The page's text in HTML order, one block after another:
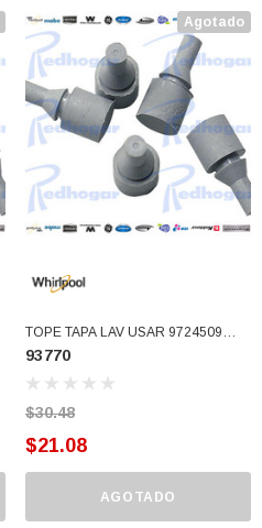
Agotado
TOPE TAPA LAV USAR 9724509
(93770)
93770
$30.48
$21.08
AGOTADO